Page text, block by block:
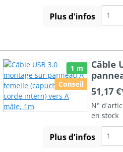
Plus d'infos
1 m
Conseil
Câble
intern)
51,17
N°
en stock
Plus d'infos